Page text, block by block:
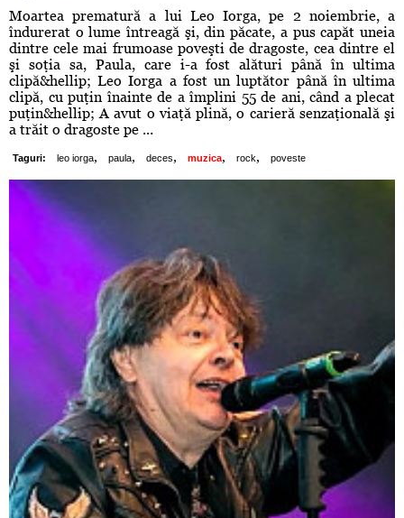
Moartea prematură a lui Leo Iorga, pe 2 noiembrie, a
îndurerat o lume întreagă şi, din păcate, a pus capăt uneia
dintre cele mai frumoase poveşti de dragoste, cea dintre el
şi soţia sa, Paula, care i-a fost alături până în ultima
clipă&hellip; Leo Iorga a fost un luptător până în ultima
clipă, cu puţin înainte de a împlini 55 de ani, când a plecat
puţin&hellip; A avut o viaţă plină, o carieră senzaţională şi
a trăit o dragoste pe ...
Taguri: leo iorga, paula, deces, muzica, rock, poveste